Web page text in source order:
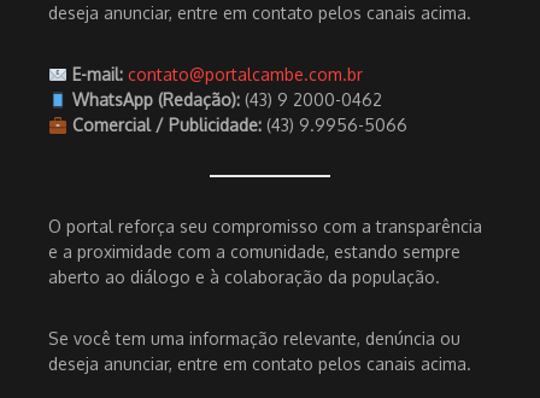
deseja anunciar, entre em contato pelos canais acima.
E-mail: contato@portalcambe.com.br
WhatsApp (Redação):(43) 9 2000-0462
Comercial / Publicidade:(43) 9.9956-5066
O portal reforça seu compromisso com a transparência
e a proximidade com a comunidade, estando sempre
aberto ao diálogo e à colaboração da população.
Se você tem uma informação relevante, denúncia ou
deseja anunciar, entre em contato pelos canais acima.